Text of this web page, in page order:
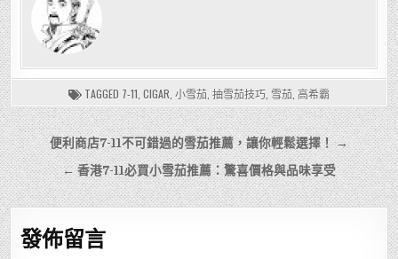
TAGGED 7-11 CIGAR 小雪茄 抽雪茄技巧 雪茄 高希霸
文
章
導
覽
便利商店7-11不可錯過的雪茄推薦，讓你輕鬆選擇！ →
← 香港7-11必買小雪茄推薦：驚喜價格與品味享受
發佈留言